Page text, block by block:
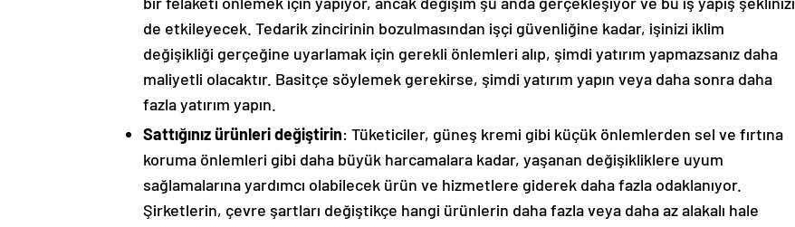
de etkileyecek. Tedarik zincirinin bozulmasından işçi güvenliğine kadar, işinizi iklim
değişikliği gerçeğine uyarlamak için gerekli önlemleri alıp, şimdi yatırım yapmazsanız daha
maliyetli olacaktır. Basitçe söylemek gerekirse, şimdi yatırım yapın veya daha sonra daha
fazla yatırım yapın.
Sattığınız ürünleri değiştirin: Tüketiciler, güneş kremi gibi küçük önlemlerden sel ve fırtına
koruma önlemleri gibi daha büyük harcamalara kadar, yaşanan değişikliklere uyum
sağlamalarına yardımcı olabilecek ürün ve hizmetlere giderek daha fazla odaklanıyor.
Şirketlerin, çevre şartları değiştikçe hangi ürünlerin daha fazla veya daha az alakalı hale